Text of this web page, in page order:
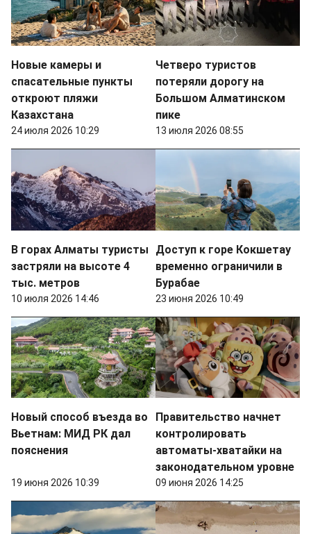
Новые камеры и
спасательные пункты
откроют пляжи
Казахстана
24 июля 2026 10:29
Четверо туристов
потеряли дорогу на
Большом Алматинском
пике
13 июля 2026 08:55
В горах Алматы туристы
застряли на высоте 4
тыс. метров
10 июля 2026 14:46
Доступ к горе Кокшетау
временно ограничили в
Бурабае
23 июня 2026 10:49
Новый способ въезда во
Вьетнам: МИД РК дал
пояснения
19 июня 2026 10:39
Правительство начнет
контролировать
автоматы-хватайки на
законодательном уровне
09 июня 2026 14:25